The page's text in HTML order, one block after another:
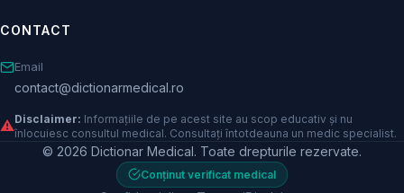
CONTACT
Email
contact@dictionarmedical.ro
⚠️Disclaimer: Informațiile de pe acest site au scop educativ și nu
înlocuiesc consultul medical. Consultați întotdeauna un medic specialist.
© 2026 Dictionar Medical. Toate drepturile rezervate.
Conținut verificat medical